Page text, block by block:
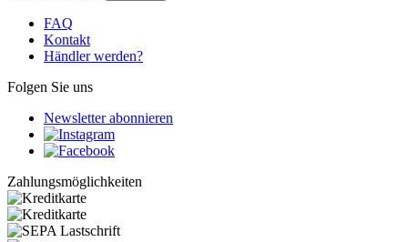
FAQ
Kontakt
Händler werden?
Folgen Sie uns
Newsletter abonnieren
Zahlungsmöglichkeiten